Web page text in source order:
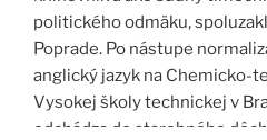
politického odmäku,
Poprade. Po nástupe
anglický jazyk na Chemicko-
Vysokej školy technickej v
odchádza do starobného